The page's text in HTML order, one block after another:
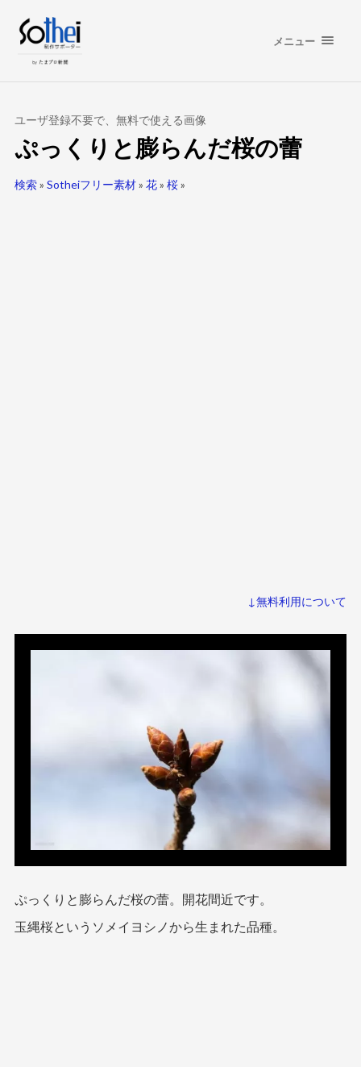
メニュー
ユーザ登録不要で、無料で使える画像
ぷっくりと膨らんだ桜の蕾
検索» Sotheiフリー素材» 花» 桜»
↓無料利用について
ぷっくりと膨らんだ桜の蕾。開花間近です。
玉縄桜というソメイヨシノから生まれた品種。